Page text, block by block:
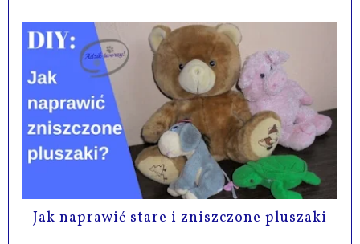
Jak naprawić stare i zniszczone pluszaki